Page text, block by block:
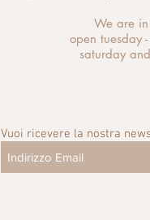
We are
open tuesday
saturday
Vuoi ricevere la nostra